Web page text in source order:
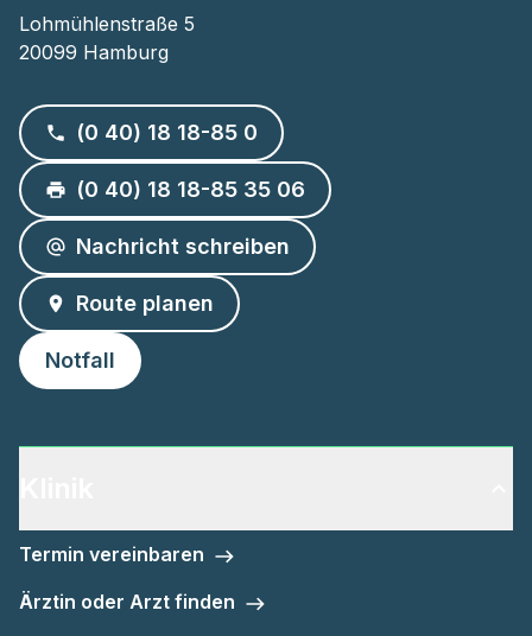
Lohmühlenstraße 5
20099 Hamburg
(0 40) 18 18-85 0
(0 40) 18 18-85 35 06
Nachricht schreiben
Route planen
Notfall
Termin vereinbaren
Ärztin oder Arzt finden